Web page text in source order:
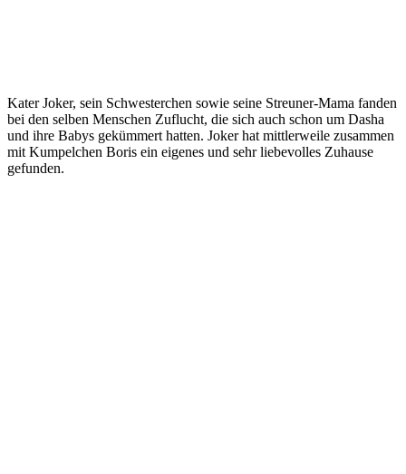
Kater Joker, sein Schwesterchen sowie seine Streuner-Mama fanden
bei den selben Menschen Zuflucht, die sich auch schon um Dasha
und ihre Babys gekümmert hatten. Joker hat mittlerweile zusammen
mit Kumpelchen Boris ein eigenes und sehr liebevolles Zuhause
gefunden.